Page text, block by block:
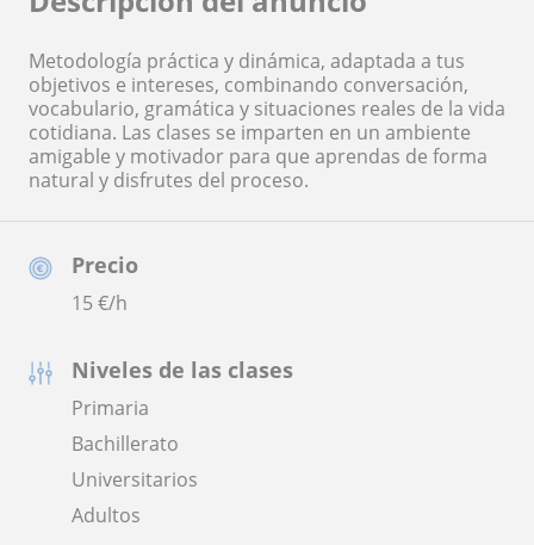
Precio
15€/h
Niveles de las clases
Primaria
Bachillerato
Universitarios
Adultos
Metodología práctica y dinámica, adaptada a tus
objetivos e intereses, combinando conversación,
vocabulario, gramática y situaciones reales de la vida
cotidiana. Las clases se imparten en un ambiente
amigable y motivador para que aprendas de forma
natural y disfrutes del proceso.